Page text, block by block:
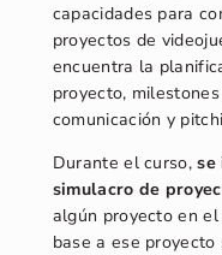
capacidades para
proyectos de
encuentra la
proyecto,
comunicación y
Durante el curso,se
simulacro de
algún proyecto en
base a ese